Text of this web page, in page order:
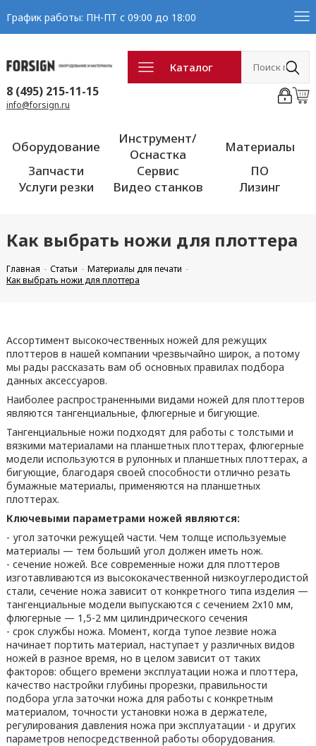
График работы: ПН-ПТ с 09:00 до 18:00
Каталог
8 (495) 215-11-15
info@forsign.ru
Оборудование
Инструмент/
Оснастка
Материалы
Запчасти
Сервис
ПО
Услуги резки
Видео станков Лизинг
Как выбрать ножи для плоттера
Главная Статьи
Материалы для печати
Как выбрать ножи для плоттера
Ассортимент высокочественных ножей для режущих
плоттеров в нашей компании чрезвычайно широк, а потому
мы рады рассказать вам об основных правилах подбора
данных аксессуаров.
Наиболее распространенными видами ножей для плоттеров
являются тангенциальные, флюгерные и бигующие.
Тангенциальные ножи подходят для работы с толстыми и
вязкими материалами на планшетных плоттерах, флюгерные
модели используются в рулонных и планшетных плоттерах, а
бигующие, благодаря своей способности отлично резать
бумажные материалы, применяются на планшетных
плоттерах.
Ключевыми параметрами ножей являются:
- угол заточки режущей части. Чем толще используемые
материалы — тем больший угол должен иметь нож.
- сечение ножей. Все современные ножи для плоттеров
изготавливаются из высококачественной низкоуглеродистой
стали, сечение ножа зависит от конкретного типа изделия —
тангенциальные модели выпускаются с сечением 2х10 мм,
флюгерные — 1,5-2 мм цилиндрического сечения
- срок службы ножа. Момент, когда тупое лезвие ножа
начинает портить материал, наступает у различных видов
ножей в разное время, но в целом зависит от таких
факторов: общего времени эксплуатации ножа и плоттера,
качество настройки глубины прорезки, правильности
подбора угла заточки ножа для работы с конкретным
материалом, точности установки ножа в держателе,
регулирования давления ножа при эксплуатации - и других
параметров непосредственной работы оборудования.